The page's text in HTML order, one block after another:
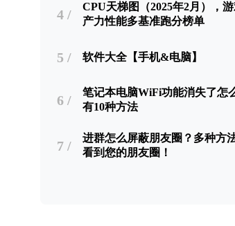
4 /
CPU天梯图（2025年2月），
产力性能多基准跑分榜单
5 / 软件大全【手机&电脑】
6 /
笔记本电脑WiFi功能消失了怎
有10种方法
7 /
进群怎么屏蔽朋友圈？多种方
看到您的朋友圈！